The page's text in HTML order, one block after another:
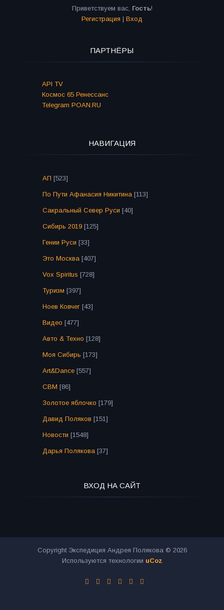
Приветствуем вас, Гость!
Регистрация | Вход
ПАРТНЁРЫ
API TV
Космос 65 Ренессанс
Telegram POAN.RU
НАВИГАЦИЯ
АП [523]
По Пути Афанасия Никитина [113]
Сакральный Север Руси [40]
Сибирь 2019 [125]
Гении Руси [33]
Это Москва [407]
Vox Spiritus [728]
Туризм [397]
Ноев Ковчег [43]
Видео [477]
Авто & Техно [128]
Моя Сибирь [173]
Art&Dance [557]
СВМ [86]
Золотое яблочко [179]
Давид Поляков [151]
Новости [1548]
Дарья Полякова [37]
ВХОД НА САЙТ
Copyright Экспедиция Андрея Полякова © 2026
Используются технологии uCoz